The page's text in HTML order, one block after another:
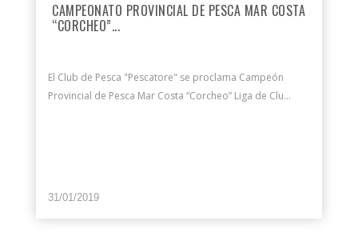
CAMPEONATO PROVINCIAL DE PESCA MAR COSTA
“CORCHEO”...
El Club de Pesca "Pescatore" se proclama Campeón
Provincial de Pesca Mar Costa “Corcheo” Liga de Clu...
31/01/2019